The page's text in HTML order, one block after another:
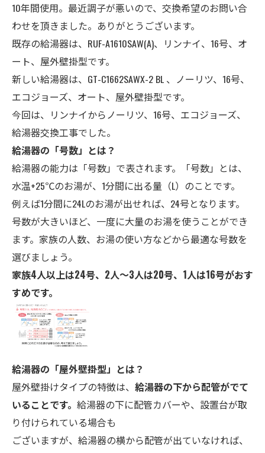
10年間使用。最近調子が悪いので、交換希望のお問い合
わせを頂きました。ありがとうございます。
既存の給湯器は、RUF-A1610SAW(A)、リンナイ、16号、 オ
ート、屋外壁掛型です。
新しい給湯器は、GT-C1662SAWX-2 BL 、ノーリツ、16号、
エコジョーズ、オート、 屋外壁掛型です。
今回は、リンナイからノーリツ、16号、エコジョーズ、
給湯器交換工事でした。
給湯器の「号数」とは？
給湯器の能力は「号数」で表されます。「号数」とは、
水温+25℃のお湯が、1分間に出る量（L）のことです。
例えば1分間に24Lのお湯が出せれば、24号となります。
号数が大きいほど、一度に大量のお湯を使うことができ
ます。家族の人数、お湯の使い方などから最適な号数を
選びましょう。
家族4人以上は24号、2人～3人は20号、1人は16号がおす
すめです。
給湯器の「屋外壁掛型」とは？
屋外壁掛けタイプの特徴は、 給湯器の下から配管がでて
いることです。 給湯器の下に配管カバーや、設置台が取
り付けられている場合も
ございますが、給湯器の横から配管が出ていなければ、